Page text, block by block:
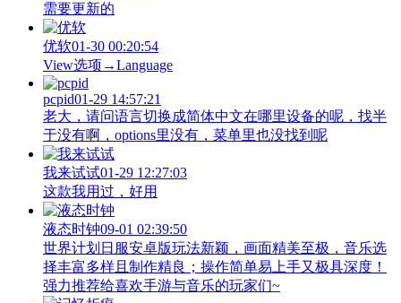
需要更新的
优软01-30 00:20:54
View‌选项→Language
pcpid01-29 14:57:21
老大，请问语言切换成简体中文在哪里设备的呢，找半
于没有啊，options里没有，菜单里也没找到呢
我来试试01-29 12:27:03
这款我用过，好用
液态时钟09-01 02:39:50
世界计划日服安卓版玩法新颖，画面精美至极，音乐选
择丰富多样且制作精良；操作简单易上手又极具深度！
强力推荐给喜欢手游与音乐的玩家们~